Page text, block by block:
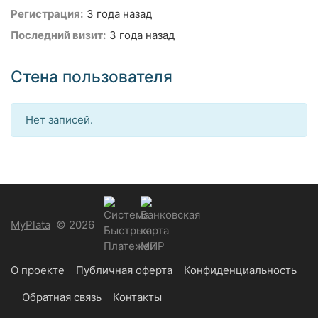
Регистрация: 3 года назад
Последний визит: 3 года назад
Стена пользователя
Нет записей.
MyPlata © 2026
О проекте Публичная оферта
Конфиденциальность
Обратная связь
Контакты